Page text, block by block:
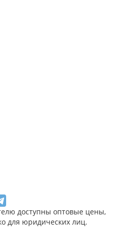
доступны оптовые цены,
для юридических лиц.